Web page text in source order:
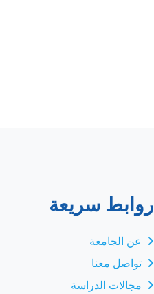
روابط سريعة
عن الجامعة
تواصل معنا
مجالات الدراسة